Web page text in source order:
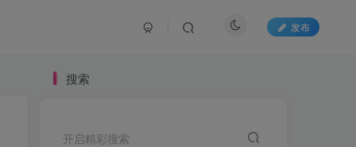
发布
搜索
开启精彩搜索